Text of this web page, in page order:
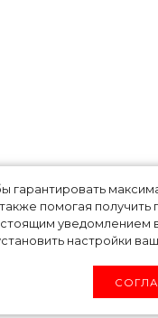
гарантировать
помогая
настройки